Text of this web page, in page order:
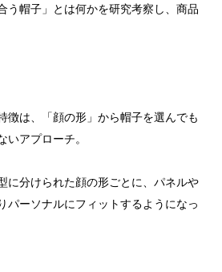
う帽子」とは何かを研究考察し、商品
徴は、「顔の形」から帽子を選んでも
いアプローチ。
に分けられた顔の形ごとに、パネルや
パーソナルにフィットするようになっ